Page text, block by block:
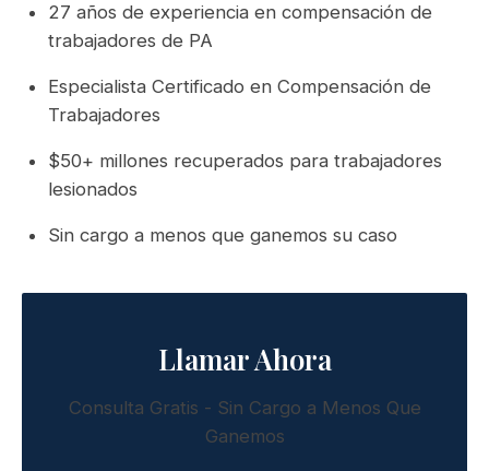
27 años de experiencia en compensación de
trabajadores de PA
Especialista Certificado en Compensación de
Trabajadores
$50+ millones recuperados para trabajadores
lesionados
Sin cargo a menos que ganemos su caso
Llamar Ahora
Consulta Gratis - Sin Cargo a Menos Que
Ganemos